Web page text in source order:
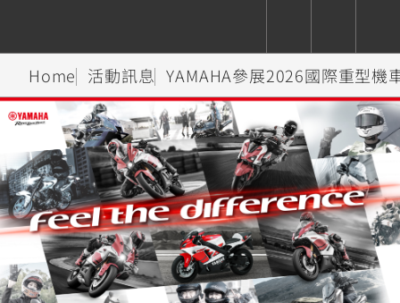
依風格 依排氣量
Super
Sport
Hyper
Naked
Sport
Heritage
YZF-R9
550+
MT-
09
Y-
AMT
MT-
09
550+
XSR
700
550+
依風格 依排氣量
Premium Sport FashionAdventureFamily
TMAX
550+
CYGNUS
XR
150
Limi
125
BW'S
125
AXIS
Z /
Zii
125
CUXiE
2.5 kw
追蹤愛車
我的愛車 瀏覽紀錄
Home 活動訊息 YAMAHA參展2026國際重型機